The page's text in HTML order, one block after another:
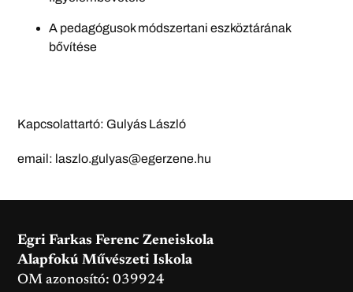
A pedagógusok módszertani eszköztárának
bővítése
Kapcsolattartó: Gulyás László
email: laszlo.gulyas@egerzene.hu
Egri Farkas Ferenc Zeneiskola
Alapfokú Művészeti Iskola
OM azonosító: 039924